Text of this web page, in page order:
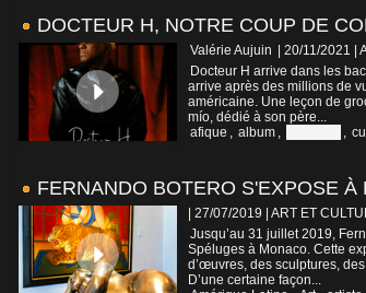
DOCTEUR H, NOTRE COUP DE
Valérie Aujuin | 20/11/2021
Docteur H arrive dans les
arrive après des millions de
américaine. Une leçon de
mío, dédié à son père...
afique , album , ,
FERNANDO BOTERO S'EXPOSE À
| 27/07/2019
ART ET
Jusqu’au 31 juillet 2019,
Spéluges à Monaco. Cette
d’œuvres, des sculptures,
D’une certaine façon...